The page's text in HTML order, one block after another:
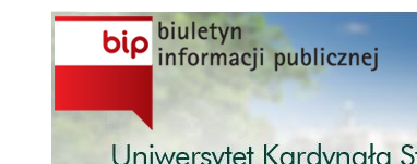
Przejdź do treści